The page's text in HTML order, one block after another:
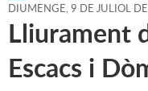
DIUMENGE,9 DE JULIOL DE
Lliurament
Escacs i